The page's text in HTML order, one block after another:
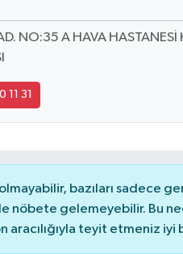
NO:35 A HAVA HASTANESİ
11 31
bazıları sadece
nöbete gelemeyebilir. Bu
teyit etmeniz iyi